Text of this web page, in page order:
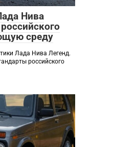
Нива
среду
Лада Нива Легенд.
российского